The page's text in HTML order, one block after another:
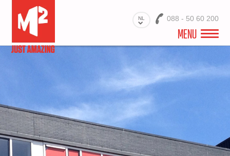
NL 088 - 50 60 200
MENU
PROJECTEN
BRANCHES